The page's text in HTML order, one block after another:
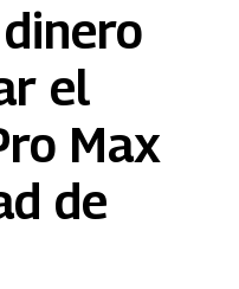
el
Max
de